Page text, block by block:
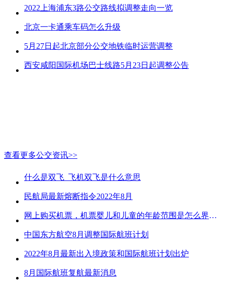
2022上海浦东3路公交路线拟调整走向一览
北京一卡通乘车码怎么升级
5月27日起北京部分公交地铁临时运营调整
西安咸阳国际机场巴士线路5月23日起调整公告
查看更多公交资讯>>
什么是双飞_飞机双飞是什么意思
民航局最新熔断指令2022年8月
网上购买机票，机票婴儿和儿童的年龄范围是怎么界定的？
中国东方航空8月调整国际航班计划
2022年8月最新出入境政策和国际航班计划出炉
8月国际航班复航最新消息